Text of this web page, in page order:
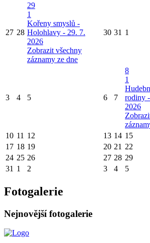
27 28
29
1
Kořeny smyslů -
Holohlavy - 29. 7.
2026
Zobrazit všechny
záznamy ze dne
30 31 1
3 4 5 6 7
8
1
rodiny
2026
10 11 12 13 14 15
17 18 19 20 21 22
24 25 26 27 28 29
31 1 2 3 4 5
Fotogalerie
Nejnovější fotogalerie